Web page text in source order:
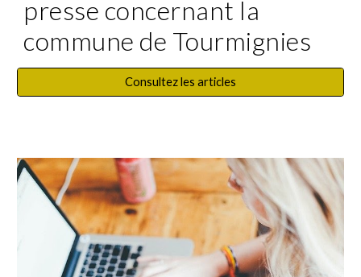
presse concernant la
commune de Tourmignies
Consultez les articles